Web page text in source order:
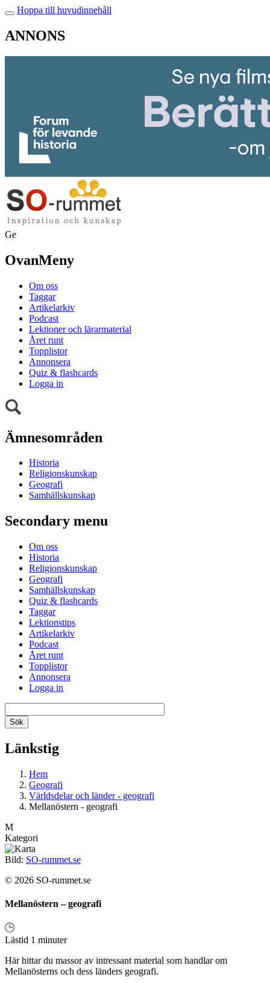
Hoppa till huvudinnehåll
ANNONS
Ge
OvanMeny
Om oss
Taggar
Artikelarkiv
Podcast
Lektioner och lärarmaterial
Året runt
Topplistor
Annonsera
Quiz & flashcards
Logga in
Ämnesområden
Historia
Religionskunskap
Geografi
Samhällskunskap
Secondary menu
Om oss
Historia
Religionskunskap
Geografi
Samhällskunskap
Quiz & flashcards
Taggar
Lektionstips
Artikelarkiv
Podcast
Året runt
Topplistor
Annonsera
Logga in
Länkstig
Hem
Geografi
Världsdelar och länder - geografi
Mellanöstern - geografi
M
Kategori
Bild: SO-rummet.se
© 2026 SO-rummet.se
Mellanöstern – geografi
Lästid 1 minuter
Här hittar du massor av intressant material som handlar om
Mellanösterns och dess länders geografi.